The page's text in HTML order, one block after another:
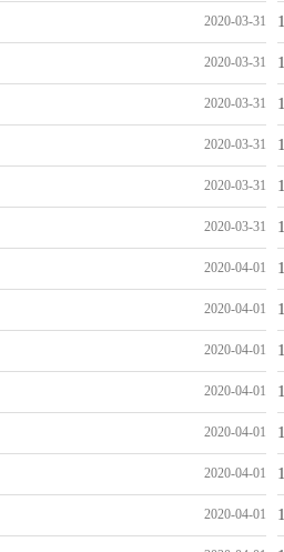
2020-03-31
2020-03-31
2020-03-31
2020-03-31
2020-03-31
2020-03-31
2020-04-01
2020-04-01
2020-04-01
2020-04-01
2020-04-01
2020-04-01
2020-04-01